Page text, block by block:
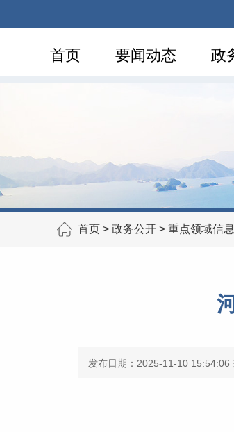
首页 要闻动态 政
首页 > 政务公开 > 重点领域信息
发布日期：2025-11-10 15:54:06